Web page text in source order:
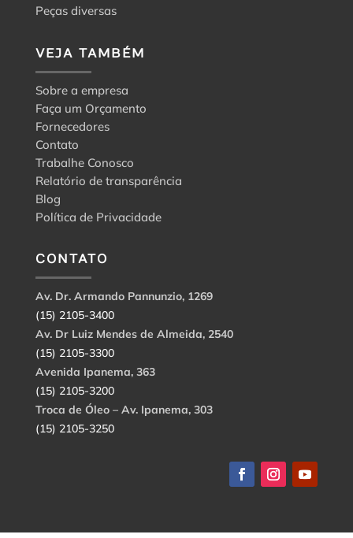
Peças diversas
VEJA TAMBÉM
Sobre a empresa
Faça um Orçamento
Fornecedores
Contato
Trabalhe Conosco
Relatório de transparência
Blog
Política de Privacidade
CONTATO
Av. Dr. Armando Pannunzio, 1269
(15) 2105-3400
Av. Dr Luiz Mendes de Almeida, 2540
(15) 2105-3300
Avenida Ipanema, 363
(15) 2105-3200
Troca de Óleo – Av. Ipanema, 303
(15) 2105-3250